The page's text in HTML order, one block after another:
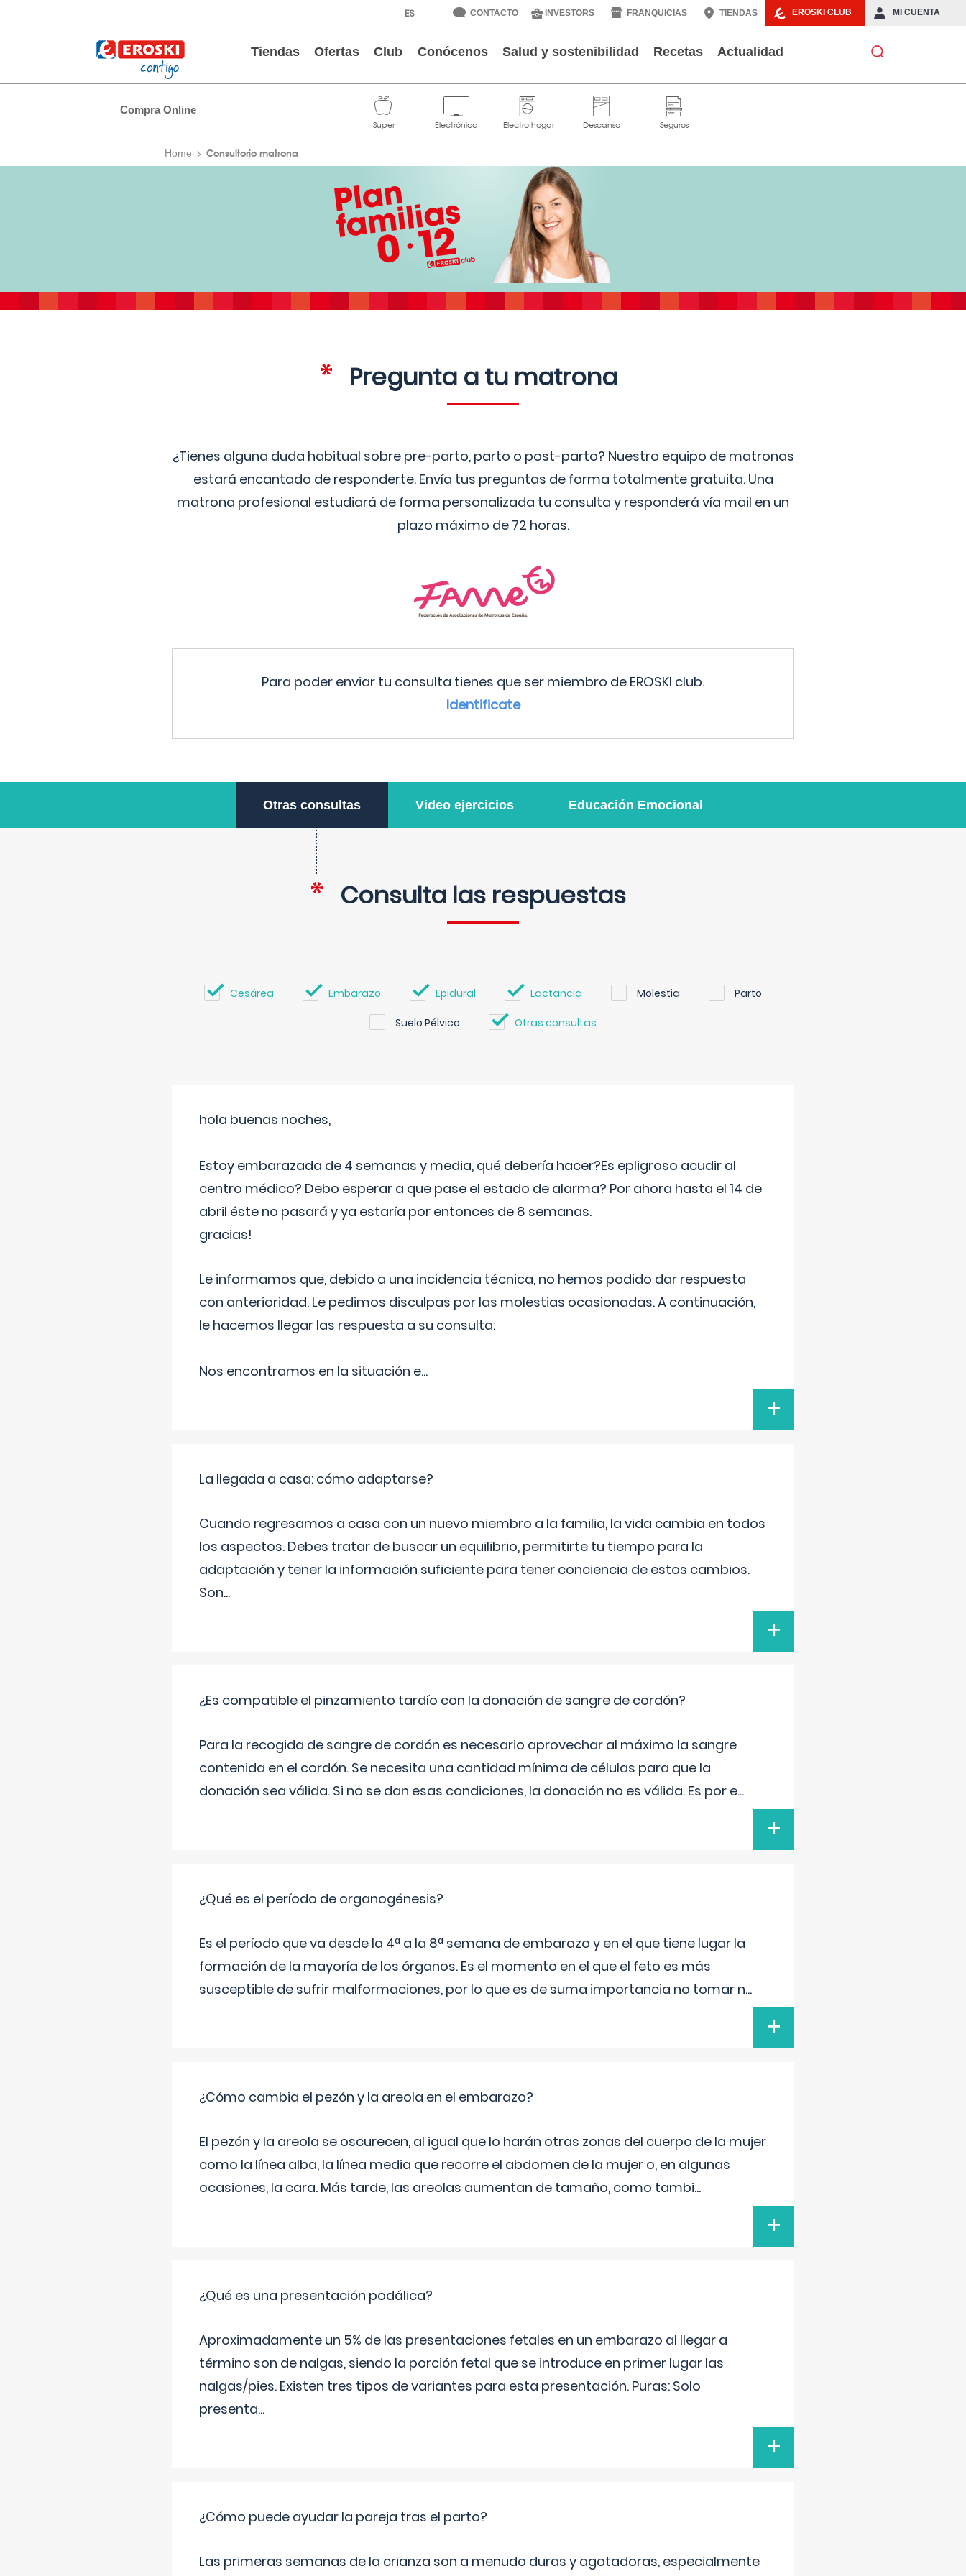
EROSKI CLUB MI CUENTA
CONTACTO INVESTORS FRANQUICIAS TIENDAS
Tiendas Ofertas Club Conócenos Salud y sostenibilidad Recetas Actualidad
Compra Online
Home Consultorio matrona
Pregunta a tu matrona
¿Tienes alguna duda habitual sobre pre-parto, parto o post-parto? Nuestro equipo de matronas
estará encantado de responderte. Envía tus preguntas de forma totalmente gratuita. Una
matrona profesional estudiará de forma personalizada tu consulta y responderá vía mail en un
plazo máximo de 72 horas.
Para poder enviar tu consulta tienes que ser miembro de EROSKI club.
Identificate
Otras consultas Video ejercicios Educación Emocional
Consulta las respuestas
Cesárea Embarazo Epidural Lactancia Molestia Parto
Suelo Pélvico Otras consultas
hola buenas noches,
Estoy embarazada de 4 semanas y media, qué debería hacer?Es epligroso acudir al
centro médico? Debo esperar a que pase el estado de alarma? Por ahora hasta el 14 de
abril éste no pasará y ya estaría por entonces de 8 semanas.
gracias!
Le informamos que, debido a una incidencia técnica, no hemos podido dar respuesta
con anterioridad. Le pedimos disculpas por las molestias ocasionadas. A continuación,
le hacemos llegar las respuesta a su consulta:
Nos encontramos en la situación e...
+
La llegada a casa: cómo adaptarse?
Cuando regresamos a casa con un nuevo miembro a la familia, la vida cambia en todos
los aspectos. Debes tratar de buscar un equilibrio, permitirte tu tiempo para la
adaptación y tener la información suficiente para tener conciencia de estos cambios.
Son...
+
¿Es compatible el pinzamiento tardío con la donación de sangre de cordón?
Para la recogida de sangre de cordón es necesario aprovechar al máximo la sangre
contenida en el cordón. Se necesita una cantidad mínima de células para que la
donación sea válida. Si no se dan esas condiciones, la donación no es válida. Es por e...
+
¿Qué es el período de organogénesis?
Es el período que va desde la 4ª a la 8ª semana de embarazo y en el que tiene lugar la
formación de la mayoría de los órganos. Es el momento en el que el feto es más
susceptible de sufrir malformaciones, por lo que es de suma importancia no tomar n...
+
¿Cómo cambia el pezón y la areola en el embarazo?
El pezón y la areola se oscurecen, al igual que lo harán otras zonas del cuerpo de la mujer
como la línea alba, la línea media que recorre el abdomen de la mujer o, en algunas
ocasiones, la cara. Más tarde, las areolas aumentan de tamaño, como tambi...
+
¿Qué es una presentación podálica?
Aproximadamente un 5% de las presentaciones fetales en un embarazo al llegar a
término son de nalgas, siendo la porción fetal que se introduce en primer lugar las
nalgas/pies. Existen tres tipos de variantes para esta presentación. Puras: Solo
presenta...
+
¿Cómo puede ayudar la pareja tras el parto?
Las primeras semanas de la crianza son a menudo duras y agotadoras, especialmente